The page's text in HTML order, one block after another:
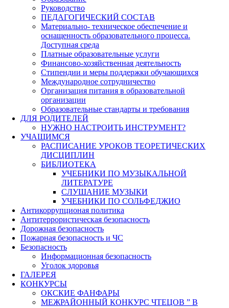
Руководство
ПЕДАГОГИЧЕСКИЙ СОСТАВ
Материально- техническое обеспечение и
оснащенность образовательного процесса.
Доступная среда
Платные образовательные услуги
Финансово-хозяйственная деятельность
Стипендии и меры поддержки обучающихся
Международное сотрудничество
Организация питания в образовательной
организации
Образовательные стандарты и требования
ДЛЯ РОДИТЕЛЕЙ
НУЖНО НАСТРОИТЬ ИНСТРУМЕНТ?
УЧАЩИМСЯ
РАСПИСАНИЕ УРОКОВ ТЕОРЕТИЧЕСКИХ
ДИСЦИПЛИН
БИБЛИОТЕКА
УЧЕБНИКИ ПО МУЗЫКАЛЬНОЙ
ЛИТЕРАТУРЕ
СЛУШАНИЕ МУЗЫКИ
УЧЕБНИКИ ПО СОЛЬФЕДЖИО
Антикоррупционая политика
Антитеррористическая безопасность
Дорожная безопасность
Пожарная безопасность и ЧС
Безопасность
Информационная безопасность
Уголок здоровья
ГАЛЕРЕЯ
КОНКУРСЫ
ОКСКИЕ ФАНФАРЫ
МЕЖРАЙОННЫЙ КОНКУРС ЧТЕЦОВ ” В